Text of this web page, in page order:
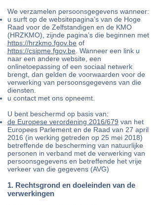
We verzamelen persoonsgegevens wanneer:
u surft op de websitepagina’s van de Hoge
Raad voor de Zelfstandigen en de KMO
(HRZKMO), zijnde pagina’s die beginnen met
https://hrzkmo.fgov.be of
https://csipme.fgov.be . Wanneer een link u
naar een andere website, een
onlinetoepassing of een sociaal netwerk
brengt, dan gelden de voorwaarden voor de
verwerking van persoonsgegevens van die
diensten.
u contact met ons opneemt.
U bent beschermd op basis van:
de Europese verordening 2016/679 van het
Europees Parlement en de Raad van 27 april
2016 (in werking getreden op 25 mei 2018)
betreffende de bescherming van natuurlijke
personen in verband met de verwerking van
persoonsgegevens en betreffende het vrije
verkeer van die gegevens (AVG)
1. Rechtsgrond en doeleinden van de
verwerkingen